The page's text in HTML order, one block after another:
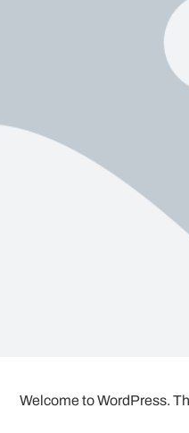
Welcome to WordPress.